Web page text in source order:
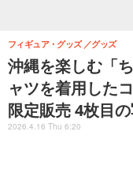
沖縄を楽しむ「
ャツを着用した
限定販売 4枚目
フィギュア・グッズ グッズ
2026.4.16 Thu 6:20